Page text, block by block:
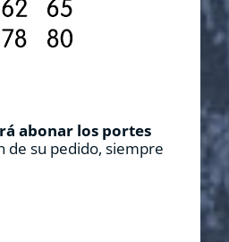
abonar los portes
de su pedido, siempre